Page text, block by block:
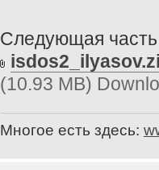
Следующая
(10.93 MB)
Многое есть здесь: